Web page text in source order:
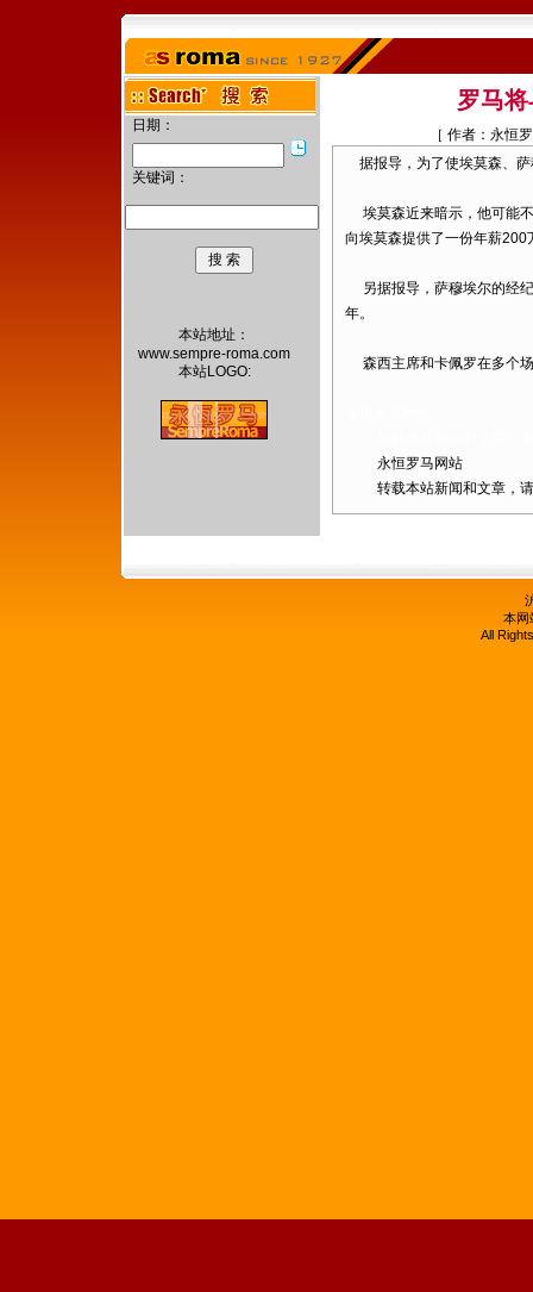
日期：
关键词：
本站地址：
www.sempre-roma.com
本站LOGO:
罗马
［ 作者：永
据报导，为了使埃莫森、萨
埃莫森近来暗示，他可能
向埃莫森提供了一份年薪200
另据报导，萨穆埃尔的经
年。
森西主席和卡佩罗在多个
永恒罗马网站
转载本站新闻和文章，请
本网
All